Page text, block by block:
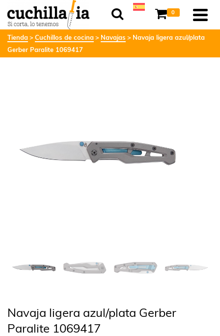
0
Tienda Cuchillos de cocina Navajas
Navaja ligera azul/plata
Gerber Paralite 1069417
Navaja ligera azul/plata Gerber
Paralite 1069417